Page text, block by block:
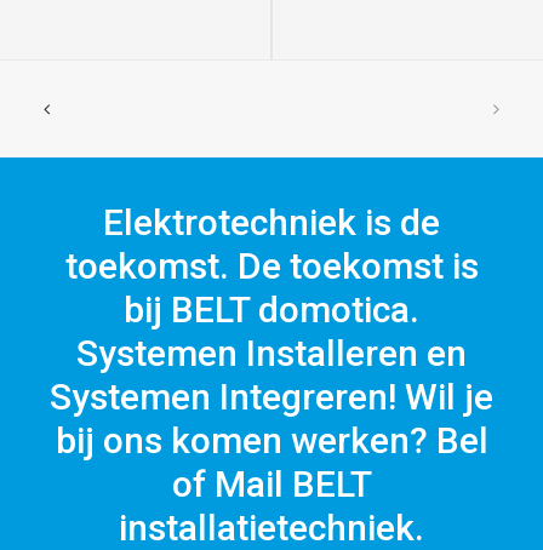
Elektrotechniek is de
toekomst. De toekomst is
bij BELT domotica.
Systemen Installeren en
Systemen Integreren! Wil je
bij ons komen werken? Bel
of Mail BELT
installatietechniek.